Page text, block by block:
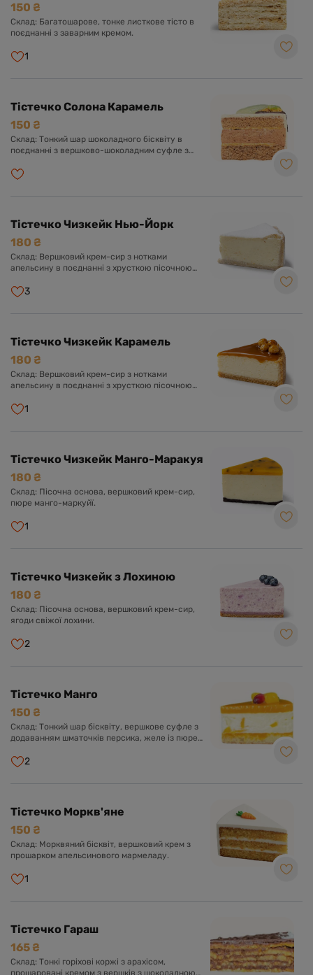
150 ₴
Склад: Багатошарове, тонке листкове тісто в
поєднанні з заварним кремом.
1
Тістечко Солона Карамель
150 ₴
Склад: Тонкий шар шоколадного бісквіту в
поєднанні з вершково-шоколадним суфле з
карамелізованого фундука.
Тістечко Чизкейк Нью-Йорк
180 ₴
Склад: Вершковий крем-сир з нотками
апельсину в поєднанні з хрусткою пісочною
3
Тістечко Чизкейк Карамель
180 ₴
Склад: Вершковий крем-сир з нотками
апельсину в поєднанні з хрусткою пісочною
1
Тістечко Чизкейк Манго-Маракуя
180 ₴
Склад: Пісочна основа, вершковий крем-сир,
пюре манго-маркуйї.
1
Тістечко Чизкейк з Лохиною
180 ₴
Склад: Пісочна основа, вершковий крем-сир,
ягоди свіжої лохини.
2
Тістечко Манго
150 ₴
Склад: Тонкий шар бісквіту, вершкове суфле з
додаванням шматочків персика, желе із пюре
2
Тістечко Моркв'яне
150 ₴
Склад: Морквяний бісквіт, вершковий крем з
прошарком апельсинового мармеладу.
1
Тістечко Гараш
165 ₴
Склад: Тонкі горіхові коржі з арахісом,
прошаровані кремом з вершків з шоколадною